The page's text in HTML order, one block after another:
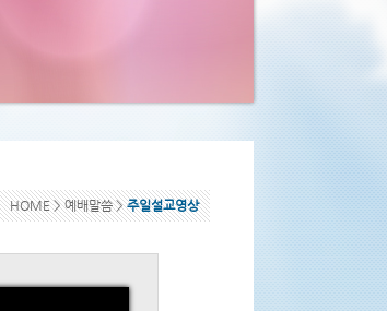
HOME >예배말씀>주일설교영상